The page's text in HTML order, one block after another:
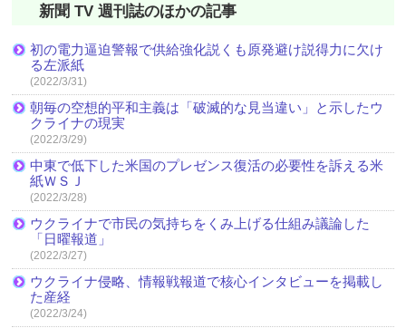
新聞 TV 週刊誌のほかの記事
初の電力逼迫警報で供給強化説くも原発避け説得力に欠け
る左派紙
(2022/3/31)
朝毎の空想的平和主義は「破滅的な見当違い」と示したウ
クライナの現実
(2022/3/29)
中東で低下した米国のプレゼンス復活の必要性を訴える米
紙ＷＳＪ
(2022/3/28)
ウクライナで市民の気持ちをくみ上げる仕組み議論した
「日曜報道」
(2022/3/27)
ウクライナ侵略、情報戦報道で核心インタビューを掲載し
た産経
(2022/3/24)